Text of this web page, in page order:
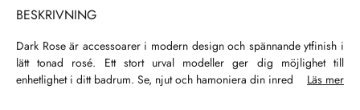
BESKRIVNING
Dark Rose är accessoarer i modern design och spännande ytfinish i
lätt tonad rosé. Ett stort urval modeller ger dig möjlighet till
enhetlighet i ditt badrum. Se, njut och hamoniera din inredning!Läs mer